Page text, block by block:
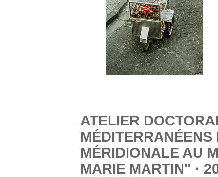
ATELIER
MÉRIDIONALE AU
MARIE MARTIN" ·